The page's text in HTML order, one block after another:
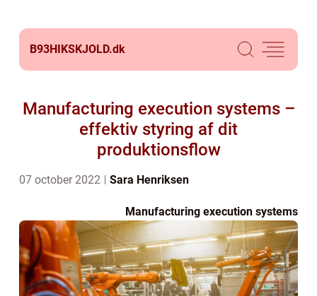
B93HIKSKJOLD.dk
Manufacturing execution systems –
effektiv styring af dit
produktionsflow
07 october 2022 Sara Henriksen
Manufacturing execution systems